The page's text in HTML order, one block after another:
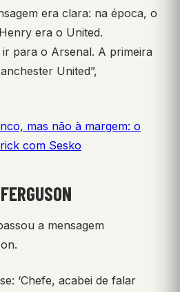
era clara: na época, o
era o United.
ir para o Arsenal. A primeira
United”,
mas não à margem: o
com Sesko
a mensagem
‘Chefe, acabei de falar